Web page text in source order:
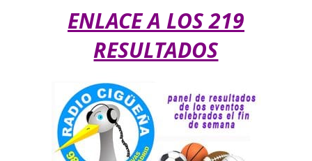
ENLACE A LOS 219
RESULTADOS